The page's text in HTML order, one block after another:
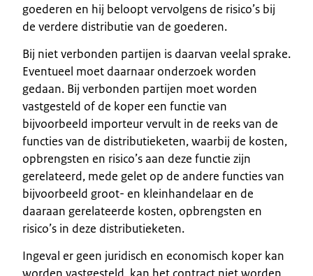
goederen en hij beloopt vervolgens de risico’s bij
de verdere distributie van de goederen.
Bij niet verbonden partijen is daarvan veelal sprake.
Eventueel moet daarnaar onderzoek worden
gedaan. Bij verbonden partijen moet worden
vastgesteld of de koper een functie van
bijvoorbeeld importeur vervult in de reeks van de
functies van de distributieketen, waarbij de kosten,
opbrengsten en risico’s aan deze functie zijn
gerelateerd, mede gelet op de andere functies van
bijvoorbeeld groot- en kleinhandelaar en de
daaraan gerelateerde kosten, opbrengsten en
risico’s in deze distributieketen.
Ingeval er geen juridisch en economisch koper kan